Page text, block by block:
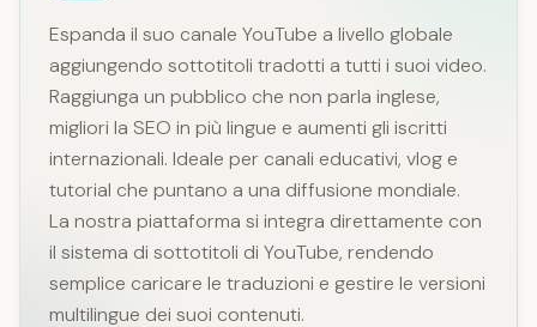
Espanda il suo canale YouTube a livello globale
aggiungendo sottotitoli tradotti a tutti i suoi video.
Raggiunga un pubblico che non parla inglese,
migliori la SEO in più lingue e aumenti gli iscritti
internazionali. Ideale per canali educativi, vlog e
tutorial che puntano a una diffusione mondiale.
La nostra piattaforma si integra direttamente con
il sistema di sottotitoli di YouTube, rendendo
semplice caricare le traduzioni e gestire le versioni
multilingue dei suoi contenuti.